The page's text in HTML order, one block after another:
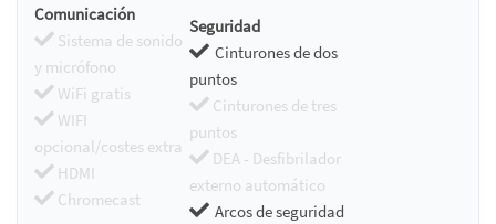
Comunicación
Sistema de sonido
y micrófono
WiFi gratis
WIFI
opcional/costes extra
HDMI
Chromecast
Seguridad
Cinturones de dos
puntos
Cinturones de tres
puntos
DEA - Desfibrilador
externo automático
Arcos de seguridad